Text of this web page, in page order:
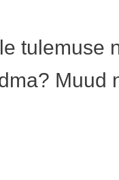
tulemuse
Muud